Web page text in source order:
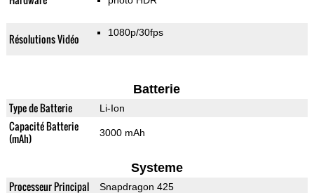
Résolutions Vidéo 1080p/30fps
Batterie
Type de Batterie Li-Ion
Capacité Batterie
(mAh)
3000 mAh
Systeme
Processeur Principal Snapdragon 425